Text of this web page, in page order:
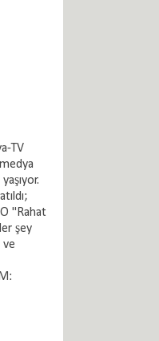
TV
"Rahat
şey
ve